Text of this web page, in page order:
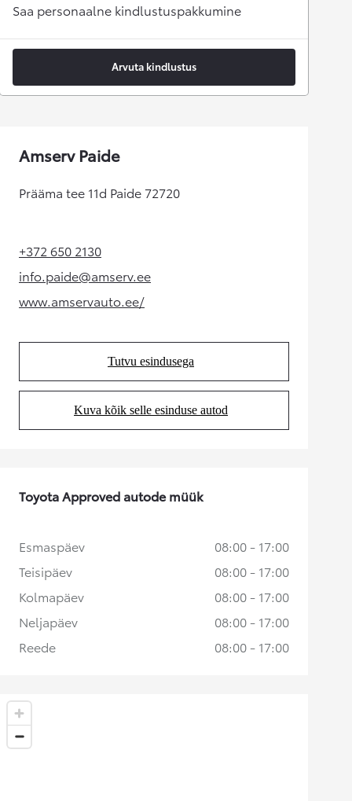
Saa personaalne kindlustuspakkumine
Arvuta kindlustus
Amserv Paide
Prääma tee 11d Paide 72720
+372 650 2130(Opens in new tab)
info.paide@amserv.ee
(Opens in new tab)
www.amservauto.ee/
(Opens in new tab)
Tutvu esindusega
(Opens in new tab)
Kuva kõik selle esinduse autod
(Opens in new tab)
Toyota Approved autode müük
Esmaspäev
08:00 - 17:00
Teisipäev
08:00 - 17:00
Kolmapäev
08:00 - 17:00
Neljapäev
08:00 - 17:00
Reede
08:00 - 17:00